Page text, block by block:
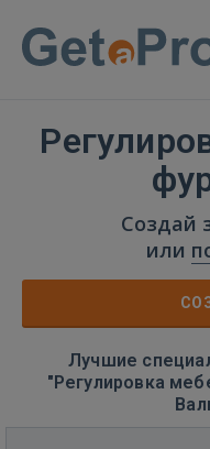
Создай
или
Лучшие
"Регулировка